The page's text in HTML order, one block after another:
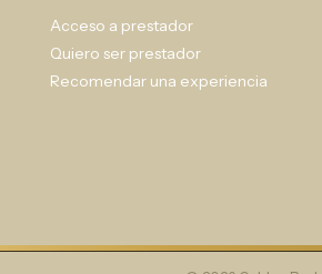
Acceso a prestador
Quiero ser prestador
Recomendar una experiencia